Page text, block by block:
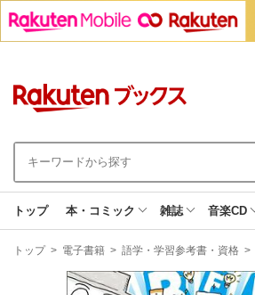
トップ 本・コミック 雑誌 音楽CD
現
トップ > 電子書籍 > 語学・学習参考書・資格 >